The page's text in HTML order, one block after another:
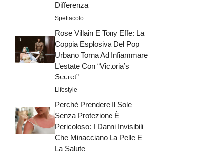
Differenza
Spettacolo
Rose Villain E Tony Effe: La
Coppia Esplosiva Del Pop
Urbano Torna Ad Infiammare
L’estate Con “Victoria’s
Secret”
Lifestyle
Perché Prendere Il Sole
Senza Protezione È
Pericoloso: I Danni Invisibili
Che Minacciano La Pelle E
La Salute